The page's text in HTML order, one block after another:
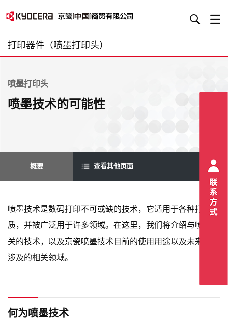
打印器件（喷墨打印头）
喷墨打印头
喷墨技术的可能性
概要 查看其他页面
喷墨技术是数码打印不可或缺的技术，它适用于各种打印材
质，并被广泛用于许多领域。在这里，我们将介绍与喷墨相
关的技术，以及京瓷喷墨技术目前的使用用途以及未来可能
涉及的相关领域。
何为喷墨技术